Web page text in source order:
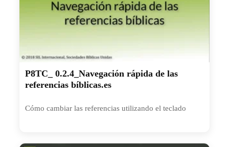
P8TC_ 0.2.4_Navegación rápida de las
referencias bíblicas.es
Cómo cambiar las referencias utilizando el teclado